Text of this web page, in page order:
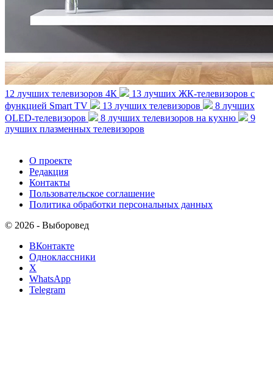
12 лучших телевизоров 4К
13 лучших ЖК-телевизоров с
функцией Smart TV
13 лучших телевизоров
8 лучших
OLED-телевизоров
8 лучших телевизоров на кухню
9
лучших плазменных телевизоров
О проекте
Редакция
Контакты
Пользовательское соглашение
Политика обработки персональных данных
© 2026 - Выборовед
ВКонтакте
Одноклассники
X
WhatsApp
Telegram